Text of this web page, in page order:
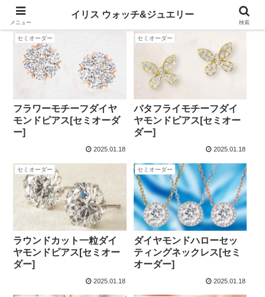
セミオーダー
フラワーモチーフダイヤ
モンドピアス[セミオーダ
ー]
2025.01.18
セミオーダー
バタフライモチーフダイ
ヤモンドピアス[セミオー
ダー]
2025.01.18
セミオーダー
ラウンドカット一粒ダイ
ヤモンドピアス[セミオー
ダー]
2025.01.18
セミオーダー
ダイヤモンドハローセッ
ティングネックレス[セミ
オーダー]
2025.01.18
メニュー
イリス ウォッチ&ジュエリー
検索